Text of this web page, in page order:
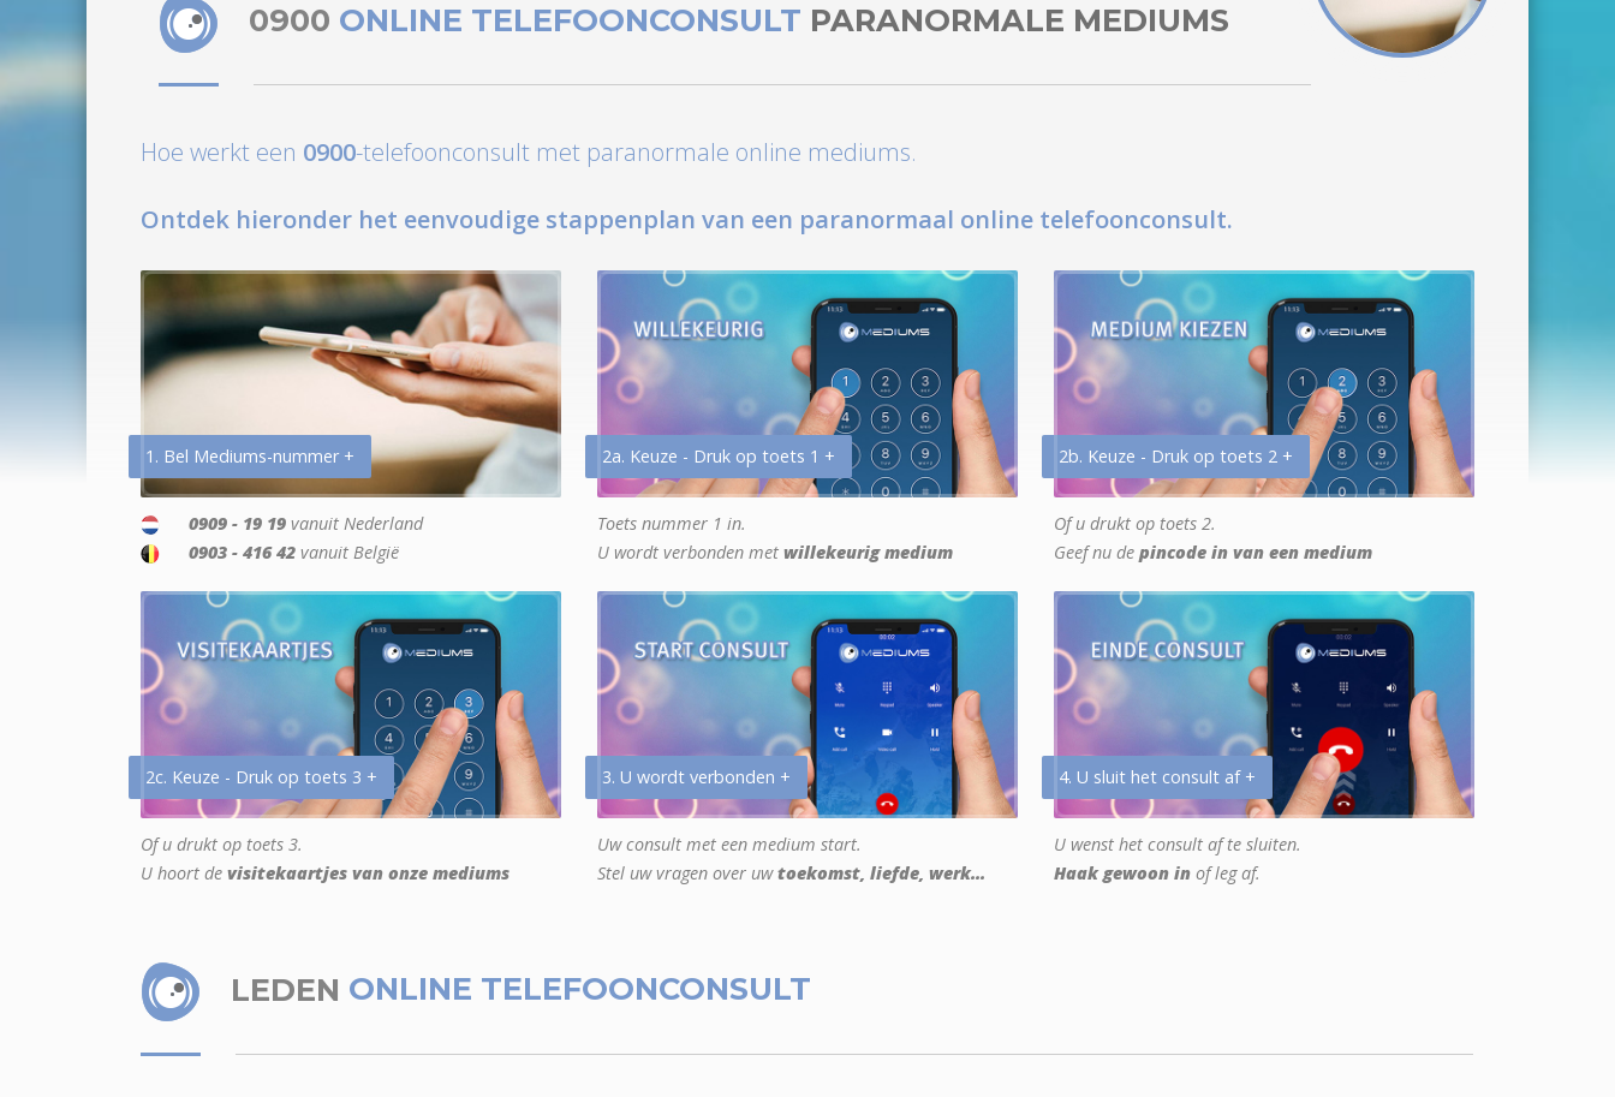
0900 ONLINE TELEFOONCONSULT PARANORMALE MEDIUMS
Hoe werkt een 0900-telefoonconsult met paranormale online mediums.
Ontdek hieronder het eenvoudige stappenplan van een paranormaal online telefoonconsult.
1. Bel Mediums-nummer +
0909 - 19 19 vanuit Nederland
0903 - 416 42 vanuit België
2a. Keuze - Druk op toets 1 +
Toets nummer 1 in.
U wordt verbonden met willekeurig medium
2b. Keuze - Druk op toets 2 +
Of u drukt op toets 2.
Geef nu de pincode in van een medium
2c. Keuze - Druk op toets 3 +
Of u drukt op toets 3.
U hoort de visitekaartjes van onze mediums
3. U wordt verbonden +
Uw consult met een medium start.
Stel uw vragen over uwtoekomst, liefde, werk...
4. U sluit het consult af +
U wenst het consult af te sluiten.
Haak gewoon in of leg af.
LEDEN ONLINE TELEFOONCONSULT